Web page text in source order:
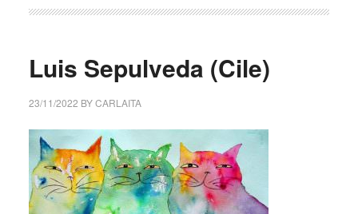
Luis Sepulveda (Cile)
23/11/2022 BYCARLAITA